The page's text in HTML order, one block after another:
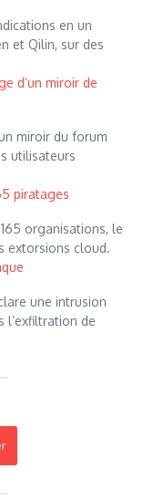
en un
et Qilin, sur des
d’un miroir de
miroir du forum
utilisateurs
piratages
organisations, le
extorsions cloud.
une intrusion
l’exfiltration de